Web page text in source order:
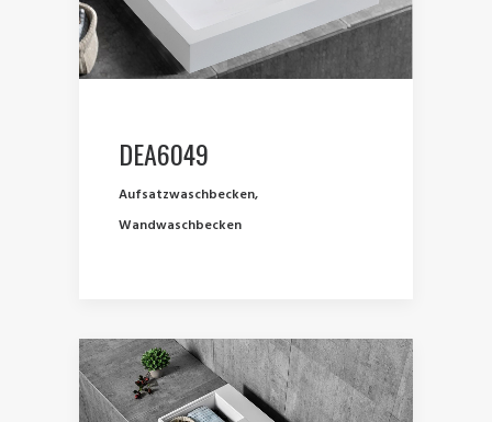
DEA6049
Aufsatzwaschbecken,
Wandwaschbecken